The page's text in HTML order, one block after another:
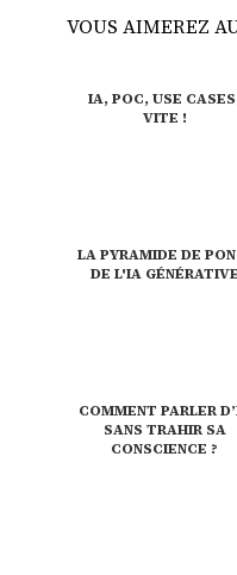
VOUS AIMEREZ
IA, POC, USE
VITE !
LA PYRAMIDE DE
DE L'IA GÉNÉRATIVE
COMMENT PARLER
SANS TRAHIR SA
CONSCIENCE ?